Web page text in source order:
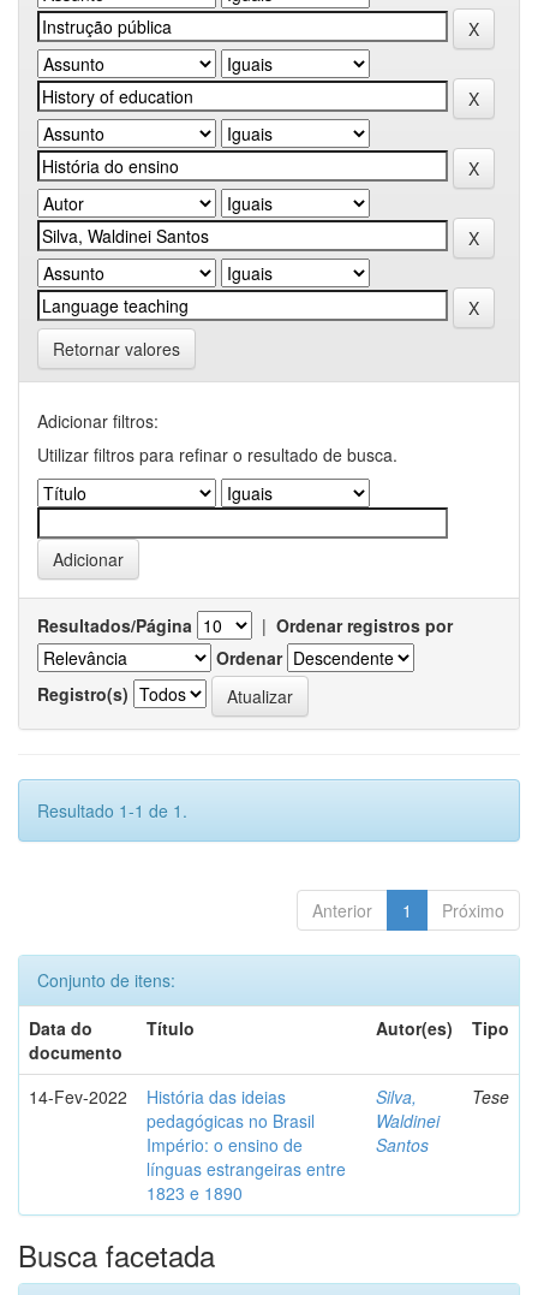
Retornar valores
Adicionar filtros:
Utilizar filtros para refinar o resultado de busca.
Resultados/Página | Ordenar registros por
Ordenar
Registro(s)
Resultado 1-1 de 1.
Anterior 1 Próximo
Conjunto de itens:
Data do
documento
Título Autor(es) Tipo
14-Fev-2022
História das ideias
pedagógicas no Brasil
Império: o ensino de
línguas estrangeiras entre
1823 e 1890
Silva,
Waldinei
Santos
Tese
Busca facetada